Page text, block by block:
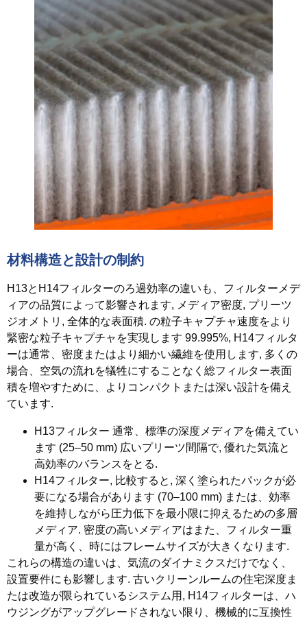
材料構造と設計の制約
H13とH14フィルターのろ過効率の違いも、フィルターメデ
ィアの品質によって影響されます, メディア密度, プリーツ
ジオメトリ, 全体的な表面積. の粒子キャプチャ速度をより
緊密な粒子キャプチャを実現します 99.995%, H14フィルタ
ーは通常、密度またはより細かい繊維を使用します, 多くの
場合、空気の流れを犠牲にすることなく総フィルター表面
積を増やすために、よりコンパクトまたは深い設計を備え
ています.
H13フィルター 通常、標準の深度メディアを備えてい
ます (25–50 mm) 広いプリーツ間隔で, 優れた気流と
高効率のバランスをとる.
H14フィルター, 比較すると, 深く塗られたパックが必
要になる場合があります (70–100 mm) または、効率
を維持しながら圧力低下を最小限に抑えるための多層
メディア. 密度の高いメディアはまた、フィルター重
量が高く、時にはフレームサイズが大きくなります.
これらの構造の違いは、気流のダイナミクスだけでなく、
設置要件にも影響します. 古いクリーンルームの住宅深度ま
たは改造が限られているシステム用, H14フィルターは、ハ
ウジングがアップグレードされない限り、機械的に互換性